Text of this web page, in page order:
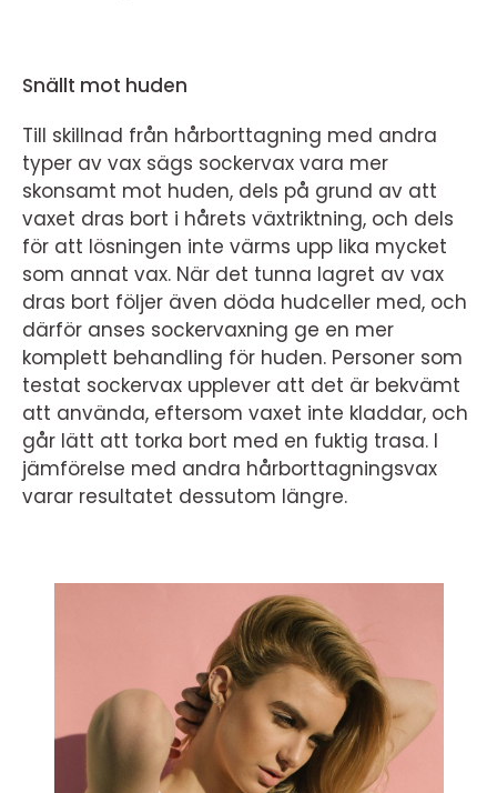
Snällt mot huden
Till skillnad från hårborttagning med andra
typer av vax sägs sockervax vara mer
skonsamt mot huden, dels på grund av att
vaxet dras bort i hårets växtriktning, och dels
för att lösningen inte värms upp lika mycket
som annat vax. När det tunna lagret av vax
dras bort följer även döda hudceller med, och
därför anses sockervaxning ge en mer
komplett behandling för huden. Personer som
testat sockervax upplever att det är bekvämt
att använda, eftersom vaxet inte kladdar, och
går lätt att torka bort med en fuktig trasa. I
jämförelse med andra hårborttagningsvax
varar resultatet dessutom längre.